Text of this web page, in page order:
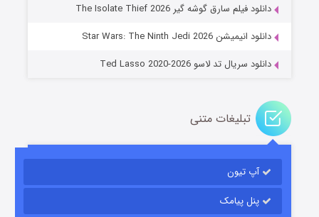
قسمت۶ (زیرنویس) منتشر شد
دانلود فیلم سارق گوشه گیر The Isolate Thief 2026
دانلود انیمیشن Star Wars: The Ninth Jedi 2026
دانلود سریال تد لاسو Ted Lasso 2020-2026
تبلیغات متنی
آپ تیون
پنل پیامک